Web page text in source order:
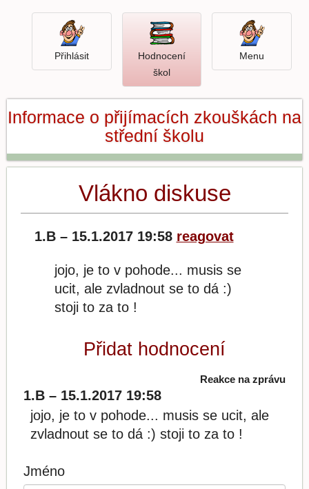
Menu
Hodnocení
školOtevři
hodnocení
PřihlásitPřihlásit
Informace o přijímacích zkouškách na
střední školu
Vlákno diskuse
1.B – 15.1.2017 19:58 reagovat
jojo, je to v pohode... musis se
ucit, ale zvladnout se to dá :)
stoji to za to !
Přidat hodnocení
Reakce na zprávu
1.B – 15.1.2017 19:58
jojo, je to v pohode... musis se ucit, ale
zvladnout se to dá :) stoji to za to !
Jméno